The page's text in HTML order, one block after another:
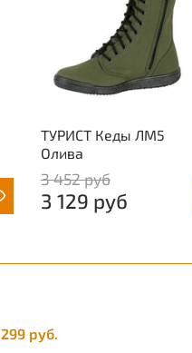
Защитные
ТУРИСТ Кеды ЛМ5
Олива
3 452 руб
3 129 руб
299 руб.